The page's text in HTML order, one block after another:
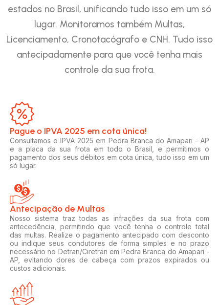
estados no Brasil, unificando tudo isso em um só
lugar. Monitoramos também Multas,
Licenciamento, Cronotacógrafo e CNH. Tudo isso
antecipadamente para que você tenha mais
controle da sua frota.
Pague o IPVA 2025 em cota única!​
Consultamos o IPVA 2025 em Pedra Branca do Amapari - AP
e a placa da sua frota em todo o Brasil, e permitimos o
pagamento dos seus débitos em cota única, tudo isso em um
só lugar.
Antecipação de Multas
Nosso sistema traz todas as infrações da sua frota com
antecedência, permitindo que você tenha o controle total
das multas. Realize o pagamento antecipado com desconto
ou indique seus condutores de forma simples e no prazo
necessário no Detran/Ciretran em Pedra Branca do Amapari -
AP, evitando dores de cabeça com prazos expirados ou
custos adicionais.